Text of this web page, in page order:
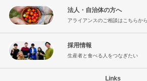
法人・自治体の方へ
アライアンスのご相談はこちらから
採用情報
生産者と食べる人をつなぎたい
Links